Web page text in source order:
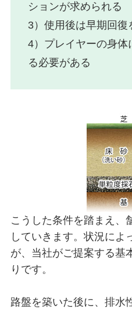
ションが求められる
3）使用後は早期回復
4）プレイヤーの身体
る必要がある
こうした条件を踏まえ、
していきます。状況によ
が、当社がご提案する基
りです。
路盤を築いた後に、排水